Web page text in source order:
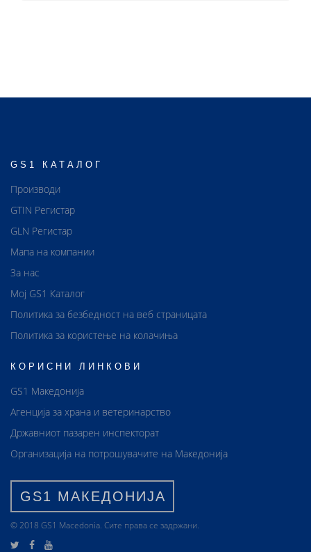
GS1 КАТАЛОГ
Производи
GTIN Регистар
GLN Регистар
Мапа на компании
За нас
Мој GS1 Каталог
Политика за безбедност на веб страницата
Политика за користење на колачиња
КОРИСНИ ЛИНКОВИ
GS1 Македонија
Агенција за храна и ветеринарство
Државниот пазарен инспекторат
Организација на потрошувачите на Македонија
GS1 МАКЕДОНИЈА
© 2018 GS1 Маcedonia. Сите права се задржани.